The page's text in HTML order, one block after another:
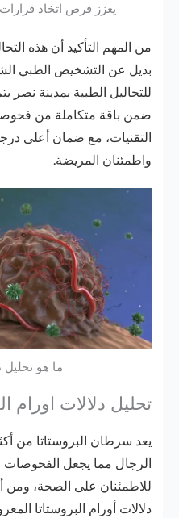
يعزز فرص اتخاذ
من المهم التأكيد أن هذه
بديل عن التشخيص الطبي
للتحاليل الطبية بمدينة نصر
ضمن باقة متكاملة من
التقنيات، مع ضمان أعلى
واطمئنان المريضة.
ما هو تحليل
تحليل دلالات اورام
يعد سرطان البروستاتا من
الرجال مما يجعل الفحوصات
للاطمئنان على الصحة، ومن